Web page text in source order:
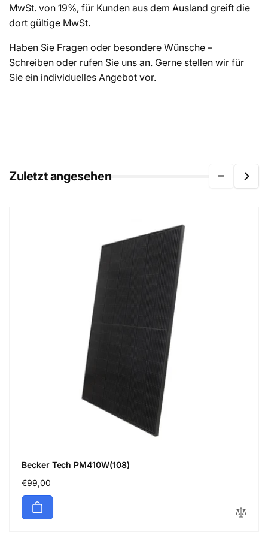
MwSt. von 19%, für Kunden aus dem Ausland greift die
dort gültige MwSt.
Haben Sie Fragen oder besondere Wünsche –
Schreiben oder rufen Sie uns an. Gerne stellen wir für
Sie ein individuelles Angebot vor.
Zuletzt angesehen
Becker Tech PM410W(108)
Normaler
Preis
€99,00